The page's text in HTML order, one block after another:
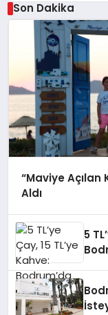
Son Dakika
“Maviye Açılan
Aldı
5